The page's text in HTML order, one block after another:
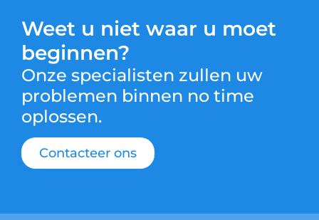
Weet u niet waar u moet
beginnen?
Onze specialisten zullen uw
problemen binnen no time
oplossen.
Contacteer ons